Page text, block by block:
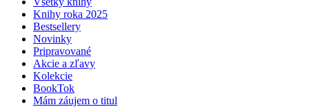
Knihy roka 2025
Bestsellery
Novinky
Pripravované
Akcie a zľavy
Kolekcie
BookTok
Mám záujem o titul